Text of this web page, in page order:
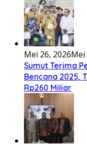
Mei 26, 2026Mei
Sumut Terima
Bencana 2025,
Rp260 Miliar